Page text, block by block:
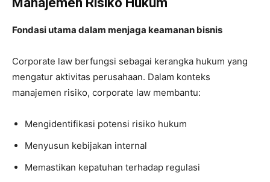
Fondasi utama dalam menjaga keamanan bisnis
Corporate law berfungsi sebagai kerangka hukum yang
mengatur aktivitas perusahaan. Dalam konteks
manajemen risiko, corporate law membantu:
Mengidentifikasi potensi risiko hukum
Menyusun kebijakan internal
Memastikan kepatuhan terhadap regulasi